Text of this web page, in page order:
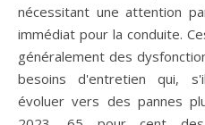
nécessitant une attention
immédiat pour la conduite.
généralement des
besoins d'entretien qui,
évoluer vers des pannes